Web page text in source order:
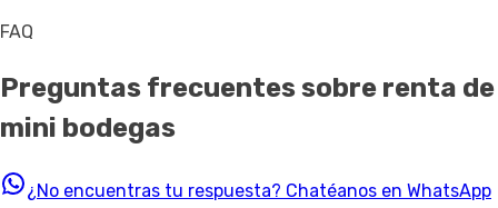
FAQ
Preguntas frecuentes sobre renta de
mini bodegas
¿No encuentras tu respuesta? Chatéanos en WhatsApp